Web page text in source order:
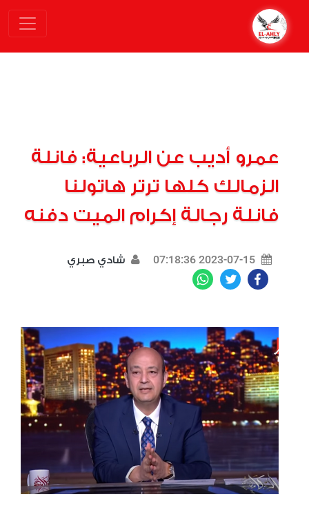
عمرو أديب عن الرباعية: فانلة
الزمالك كلها ترتر هاتولنا
فانلة رجالة إكرام الميت دفنه
2023-07-15 07:18:36 شادي صبري
Facebook
Twitter